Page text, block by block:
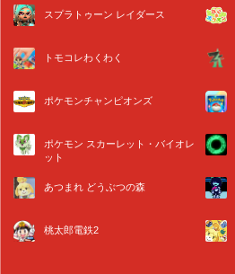
スプラトゥーン レイダース
トモコレわくわく
ポケモンチャンピオンズ
ポケモン スカーレット・バイオレ
ット
あつまれ どうぶつの森
桃太郎電鉄2